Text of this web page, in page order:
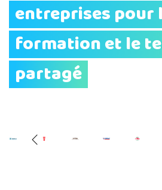
entreprises pour
formation et le
partagé